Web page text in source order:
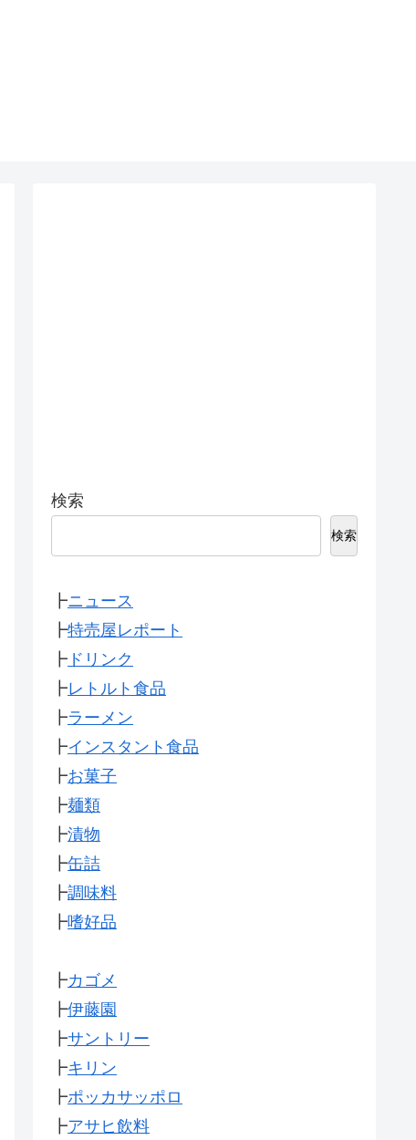
検索
検索
┣ニュース
┣特売屋レポート
┣ ドリンク
┣レトルト食品
┣ラーメン
┣インスタント食品
┣お菓子
┣麺類
┣漬物
┣缶詰
┣調味料
┣嗜好品
┣カゴメ
┣伊藤園
┣サントリー
┣キリン
┣ポッカサッポロ
┣アサヒ飲料